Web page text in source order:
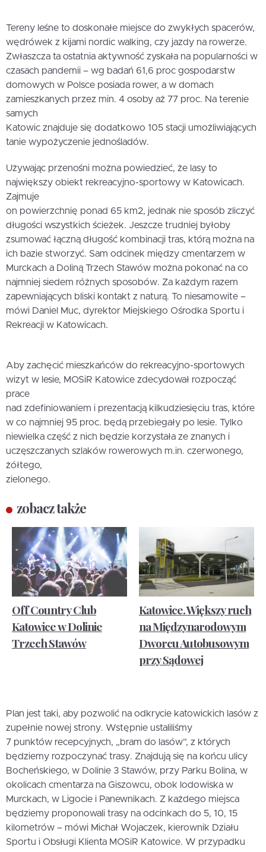
Tereny leśne to doskonałe miejsce do zwykłych spacerów,
wędrówek z kijami nordic walking, czy jazdy na rowerze.
Zwłaszcza ta ostatnia aktywność zyskała na popularności w
czasach pandemii – wg badań 61,6 proc gospodarstw
domowych w Polsce posiada rower, a w domach
zamieszkanych przez min. 4 osoby aż 77 proc. Na terenie
samych
Katowic znajduje się dodatkowo 105 stacji umożliwiających
tanie wypożyczenie jednośladów.
Używając przenośni można powiedzieć, że lasy to
największy obiekt rekreacyjno-sportowy w Katowicach.
Zajmuje
on powierzchnię ponad 65 km2, jednak nie sposób zliczyć
długości wszystkich ścieżek. Jeszcze trudniej byłoby
zsumować łączną długość kombinacji tras, którą można na
ich bazie stworzyć. Sam odcinek między cmentarzem w
Murckach a Doliną Trzech Stawów można pokonać na co
najmniej siedem różnych sposobów. Za każdym razem
zapewniających bliski kontakt z naturą. To niesamowite –
mówi Daniel Muc, dyrektor Miejskiego Ośrodka Sportu i
Rekreacji w Katowicach.
Aby zachęcić mieszkańców do rekreacyjno-sportowych
wizyt w lesie, MOSiR Katowice zdecydował rozpocząć
prace
nad zdefiniowaniem i prezentacją kilkudziesięciu tras, które
w co najmniej 95 proc. będą przebiegały po lesie. Tylko
niewielka część z nich będzie korzystała ze znanych i
uczęszczanych szlaków rowerowych m.in. czerwonego,
żółtego,
zielonego.
zobacz także
Off Country Club
Katowice w Dolinie
Trzech Stawów
Katowice. Większy ruch
na Międzynarodowym
Dworcu Autobusowym
przy Sądowej
Plan jest taki, aby pozwolić na odkrycie katowickich lasów z
zupełnie nowej strony. Wstępnie ustaliliśmy
7 punktów recepcyjnych, „bram do lasów”, z których
będziemy rozpoczynać trasy. Znajdują się na końcu ulicy
Bocheńskiego, w Dolinie 3 Stawów, przy Parku Bolina, w
okolicach cmentarza na Giszowcu, obok lodowiska w
Murckach, w Ligocie i Panewnikach. Z każdego miejsca
będziemy proponowali trasy na odcinkach do 5, 10, 15
kilometrów – mówi Michał Wojaczek, kierownik Działu
Sportu i Obsługi Klienta MOSiR Katowice. W przypadku